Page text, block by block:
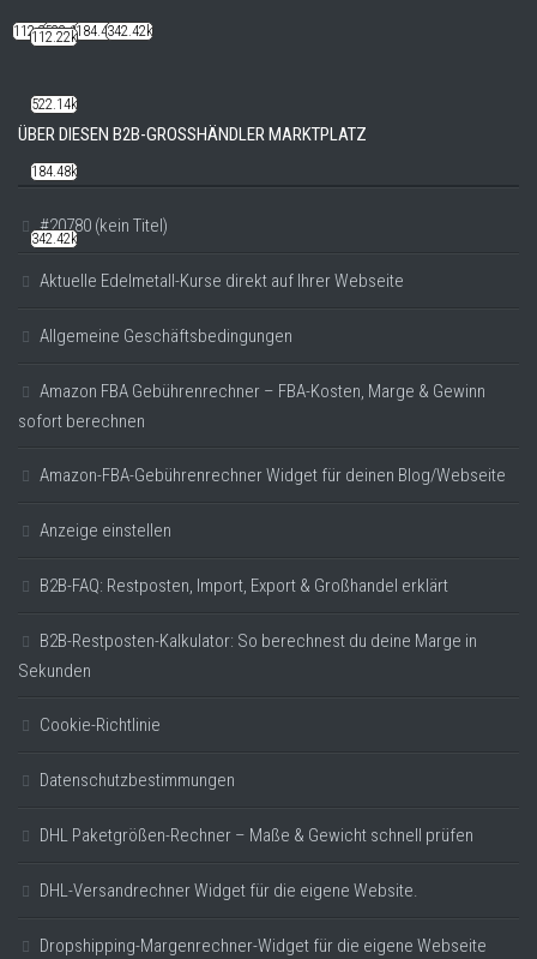
112.22k522.14k184.48k342.42k
ÜBER DIESEN B2B-GROSSHÄNDLER MARKTPLATZ
#20780 (kein Titel)
Aktuelle Edelmetall-Kurse direkt auf Ihrer Webseite
Allgemeine Geschäftsbedingungen
Amazon FBA Gebührenrechner – FBA-Kosten, Marge & Gewinn
sofort berechnen
Amazon-FBA-Gebührenrechner Widget für deinen Blog/Webseite
Anzeige einstellen
B2B-FAQ: Restposten, Import, Export & Großhandel erklärt
B2B-Restposten-Kalkulator: So berechnest du deine Marge in
Sekunden
Cookie-Richtlinie
Datenschutzbestimmungen
DHL Paketgrößen-Rechner – Maße & Gewicht schnell prüfen
DHL-Versandrechner Widget für die eigene Website.
Dropshipping-Margenrechner-Widget für die eigene Webseite
112.22k
522.14k
184.48k
342.42k